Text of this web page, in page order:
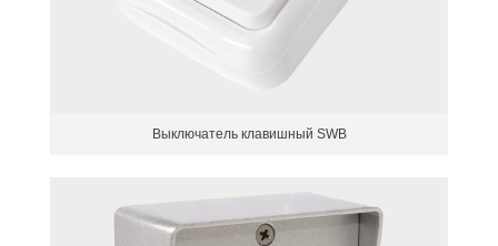
Выключатель клавишный SWB